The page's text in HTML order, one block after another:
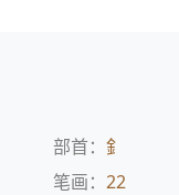
部首： 釒
笔画： 22